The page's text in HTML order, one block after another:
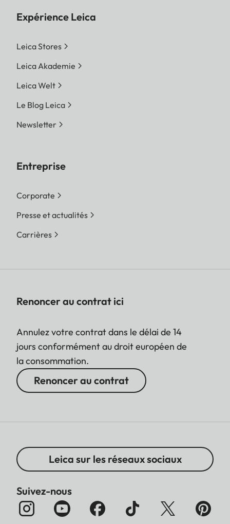
Expérience Leica
Leica Stores
Leica Akademie
Leica Welt
Le Blog Leica
Newsletter
Entreprise
Corporate
Presse et actualités
Carrières
Renoncer au contrat ici
Annulez votre contrat dans le délai de 14
jours conformément au droit européen de
la consommation.
Renoncer au contrat
Leica sur les réseaux sociaux
Suivez-nous